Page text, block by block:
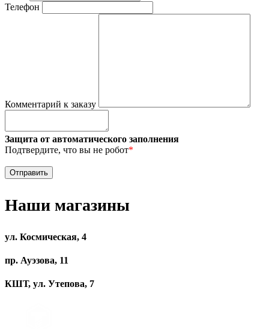
Телефон
Комментарий к заказу
Защита от автоматического заполнения
Подтвердите, что вы не робот*
Наши магазины
ул. Космическая, 4
пр. Ауэзова, 11
КШТ, ул. Утепова, 7